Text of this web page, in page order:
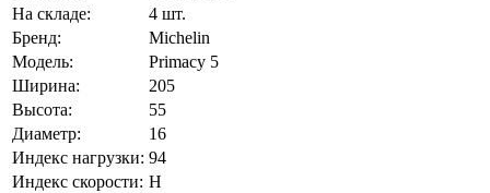
На складе:
4 шт.
Бренд:
Michelin
Модель:
Primacy 5
Ширина:
205
Высота:
55
Диаметр:
16
Индекс нагрузки: 94
Индекс скорости: H